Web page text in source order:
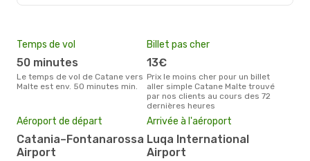
Temps de vol
50 minutes
Le temps de vol de Catane vers
Malte est env. 50 minutes min.
Billet pas cher
13€
Prix le moins cher pour un billet
aller simple Catane Malte trouvé
par nos clients au cours des 72
dernières heures
Aéroport de départ
Catania–Fontanarossa
Airport
Arrivée à l'aéroport
Luqa International
Airport